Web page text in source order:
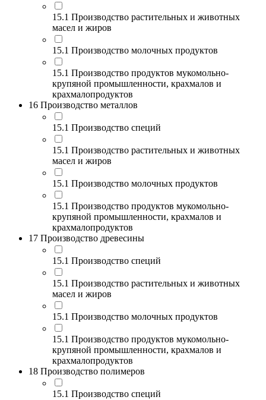
15.1 Производство растительных и животных
масел и жиров
15.1 Производство молочных продуктов
15.1 Производство продуктов мукомольно-
крупяной промышленности, крахмалов и
крахмалопродуктов
16 Производство металлов
15.1 Производство специй
15.1 Производство растительных и животных
масел и жиров
15.1 Производство молочных продуктов
15.1 Производство продуктов мукомольно-
крупяной промышленности, крахмалов и
крахмалопродуктов
17 Производство древесины
15.1 Производство специй
15.1 Производство растительных и животных
масел и жиров
15.1 Производство молочных продуктов
15.1 Производство продуктов мукомольно-
крупяной промышленности, крахмалов и
крахмалопродуктов
18 Производство полимеров
15.1 Производство специй